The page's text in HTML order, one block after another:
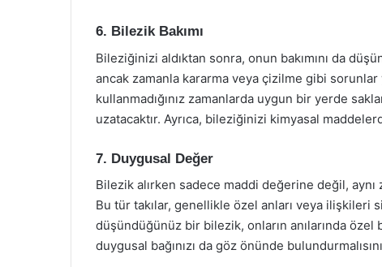
6. Bilezik Bakımı
Bileziğinizi aldıktan sonra, onun bakımını da
ancak zamanla kararma veya çizilme gibi
kullanmadığınız zamanlarda uygun bir yerde
uzatacaktır. Ayrıca, bileziğinizi kimyasal
7. Duygusal Değer
Bilezik alırken sadece maddi değerine değil,
Bu tür takılar, genellikle özel anları veya
düşündüğünüz bir bilezik, onların anılarında
duygusal bağınızı da göz önünde